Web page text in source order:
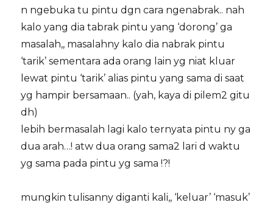
n ngebuka tu pintu dgn cara ngenabrak.. nah
kalo yang dia tabrak pintu yang ‘dorong’ ga
masalah,, masalahny kalo dia nabrak pintu
‘tarik’ sementara ada orang lain yg niat kluar
lewat pintu ‘tarik’ alias pintu yang sama di saat
yg hampir bersamaan.. (yah, kaya di pilem2 gitu
dh)
lebih bermasalah lagi kalo ternyata pintu ny ga
dua arah…! atw dua orang sama2 lari d waktu
yg sama pada pintu yg sama !?!
mungkin tulisanny diganti kali,, ‘keluar’ ‘masuk’